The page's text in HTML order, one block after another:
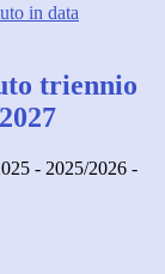
in data
triennio
- 2025/2026 -